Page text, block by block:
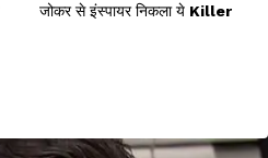
जोकर से इंस्पायर निकला ये Killer